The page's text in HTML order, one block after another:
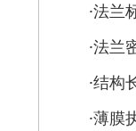
·法兰标
·法兰密
·结构长
·薄膜执